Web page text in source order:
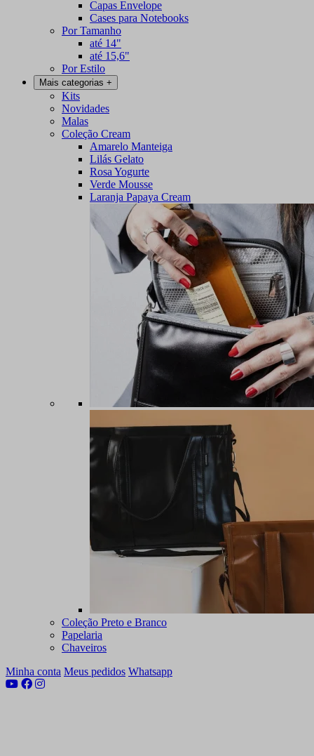
Capas Envelope
Cases para Notebooks
Por Tamanho
até 14"
até 15,6"
Por Estilo
Mais categorias +
Kits
Novidades
Malas
Coleção Cream
Amarelo Manteiga
Lilás Gelato
Rosa Yogurte
Verde Mousse
Laranja Papaya Cream
Coleção Preto e Branco
Papelaria
Chaveiros
Minha conta Meus pedidos Whatsapp